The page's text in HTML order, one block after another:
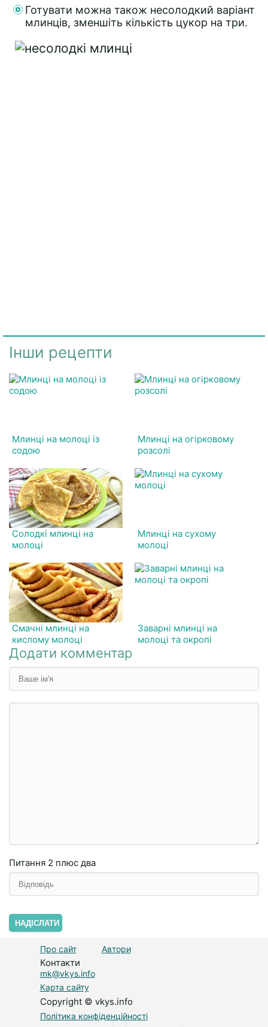
Готувати можна також несолодкий варіант
млинців, зменшіть кількість цукор на три.
Інши рецепти
Млинці на молоці із
содою
Млинці на огірковому
розсолі
Солодкі млинці на
молоці
Млинці на сухому
молоці
Смачні млинці на
кислому молоці
Заварні млинці на
молоці та окропі
Додати комментар
Питання 2 плюc двa
НАДІСЛАТИ
Про сайт Автори
Контакти
mk@vkys.info
Карта сайту
Copyright © vkys.info
Політика конфіденційності